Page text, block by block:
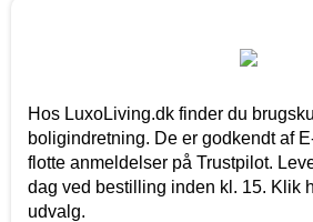
Hos LuxoLiving.dk finder du
boligindretning. De er godkendt af
flotte anmeldelser på Trustpilot.
dag ved bestilling inden kl. 15. Klik
udvalg.